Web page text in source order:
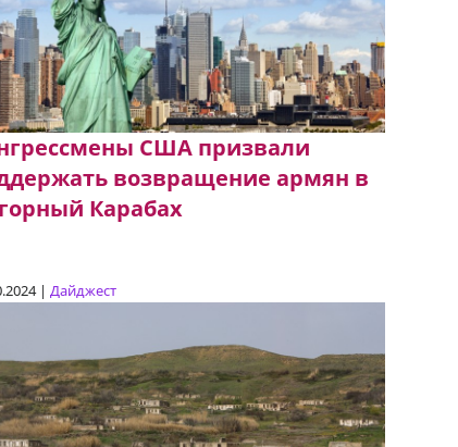
США призвали
возвращение армян в
Карабах
| Дайджест